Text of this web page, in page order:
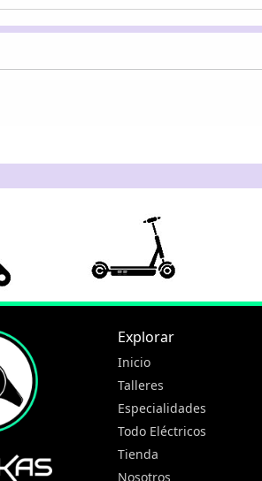
Explorar
Inicio
Talleres
Especialidades
Todo Eléctricos
Tienda
Nosotros